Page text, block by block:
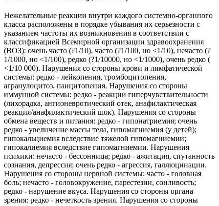
Нежелательные реакции внутри каждого системно-органного
класса расположены в порядке убывания их серьезности с
указанием частоты их возникновения в соответствии с
классификацией Всемирной организации здравоохранения
(ВОЗ): очень часто (?1/10), часто (?1/100, но <1/10), нечасто (?
1/1000, но <1/100), редко (?1/10000, но <1/1000), очень редко (
<1/10 000). Нарушения со стороны крови и лимфатической
системы: редко - лейкопения, тромбоцитопения,
агранулоцитоз, панцитопения. Нарушения со стороны
иммунной системы: редко - реакции гиперчувствительности
(лихорадка, ангионевротический отек, анафилактическая
реакция/анафилактический шок). Нарушения со стороны
обмена веществ и питания: редко - гипонатриемия; очень
редко - увеличение массы тела, гипомагниемия (у детей);
гипокальциемия вследствие тяжелой гипомагниемии;
гипокалиемия вследствие гипомагниемии. Нарушения
психики: нечасто - бессонница; редко - ажитация, спутанность
сознания, депрессия; очень редко - агрессия, галлюцинации.
Нарушения со стороны нервной системы: часто - головная
боль; нечасто - головокружение, парестезии, сонливость;
редко - нарушение вкуса. Нарушения со стороны органа
зрения: редко - нечеткость зрения. Нарушения со стороны